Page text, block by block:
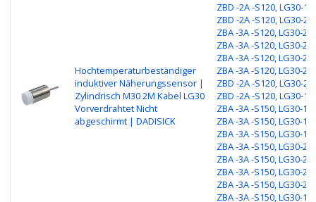
Hochtemperaturbeständiger
induktiver Näherungssensor |
Zylindrisch M30 2M Kabel LG30
Vorverdrahtet Nicht
abgeschirmt | DADISICK
ZBD -2A -S120, LG30-
ZBD -2A -S120, LG30-
ZBA -3A -S120, LG30-
ZBA -3A -S120, LG30-
ZBA -3A -S120, LG30-
ZBA -3A -S120, LG30-
ZBD -2A -S120, LG30-
ZBD -2A -S120, LG30-
ZBA -3A -S150, LG30-
ZBA -3A -S150, LG30-
ZBA -3A -S150, LG30-
ZBA -3A -S150, LG30-
ZBA -3A -S150, LG30-
ZBA -3A -S150, LG30-
ZBA -3A -S150, LG30-
ZBA -3A -S150, LG30-